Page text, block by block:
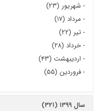
- شهریور (۲۳)
- مرداد (۱۷)
-تیر (۲۲)
-خرداد (۲۸)
- اردیبهشت (۴۳)
-فروردین (۵۵)
سال ۱۳۹۹ (۳۲۱)